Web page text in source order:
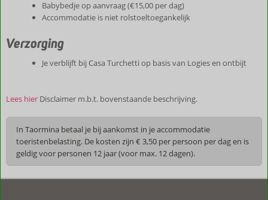
Babybedje op aanvraag (€15,00 per dag)
Accommodatie is niet rolstoeltoegankelijk
Verzorging
Je verblijft bij Casa Turchetti op basis van Logies en ontbijt
Lees hier Disclaimer m.b.t. bovenstaande beschrijving.
In Taormina betaal je bij aankomst in je accommodatie
toeristenbelasting. De kosten zijn € 3,50 per persoon per dag en is
geldig voor personen 12 jaar (voor max. 12 dagen).